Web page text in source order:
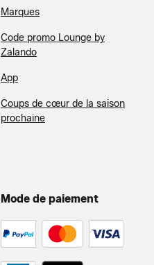
Marques
Code promo Lounge by
Zalando
App
Coups de cœur de la saison
prochaine
Mode de paiement